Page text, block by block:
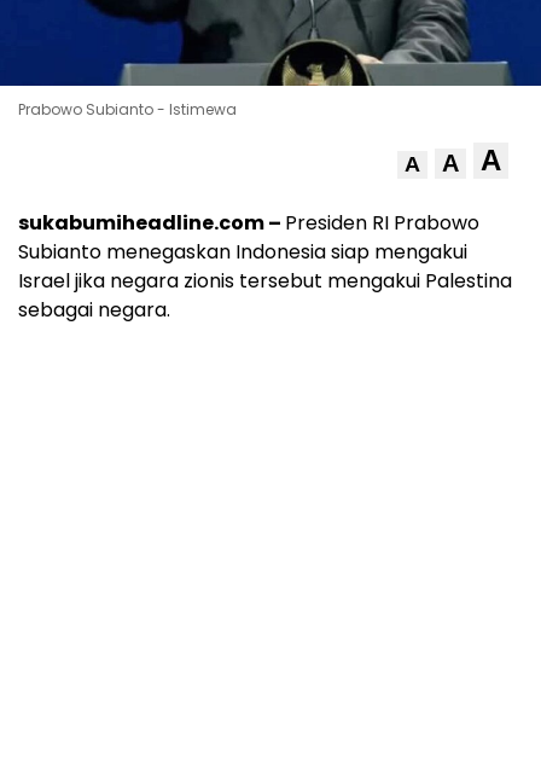
Prabowo Subianto - Istimewa
A A A
sukabumiheadline.com – Presiden RI Prabowo
Subianto menegaskan Indonesia siap mengakui
Israel jika negara zionis tersebut mengakui Palestina
sebagai negara.